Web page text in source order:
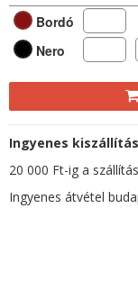
Bordó
Nero
Ingyenes
20 000 Ft-ig a
Ingyenes átvétel